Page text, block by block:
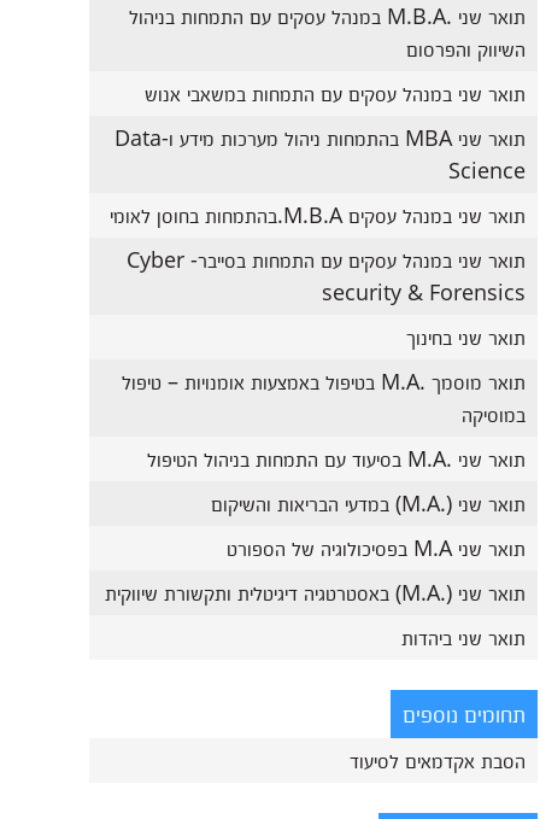
תואר שני .M.B.A במנהל עסקים עם התמחות בניהול
השיווק והפרסום
תואר שני במנהל עסקים עם התמחות במשאבי אנוש
תואר שני MBA בהתמחות ניהול מערכות מידע ו-Data
Science
תואר שני במנהל עסקים M.B.A.בהתמחות בחוסן לאומי
תואר שני במנהל עסקים עם התמחות בסייבר- Cyber
security & Forensics
תואר שני בחינוך
תואר מוסמך .M.A בטיפול באמצעות אומנויות – טיפול
במוסיקה
תואר שני .M.A בסיעוד עם התמחות בניהול הטיפול
תואר שני (.M.A) במדעי הבריאות והשיקום
תואר שני M.A בפסיכולוגיה של הספורט
תואר שני (.M.A) באסטרטגיה דיגיטלית ותקשורת שיווקית
תואר שני ביהדות
תחומים נוספים
הסבת אקדמאים לסיעוד